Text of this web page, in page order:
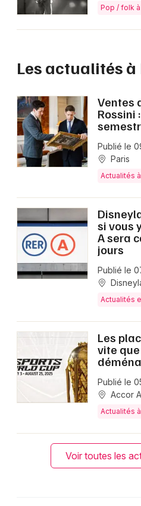
Pop / folk à
Les actualités à
Ventes
Rossini
Publié le
Paris
Actualités
si vous
A sera
jours
Publié le
Actualités
Les
vite
Publié le
Accor
Actualités
Voir toutes les